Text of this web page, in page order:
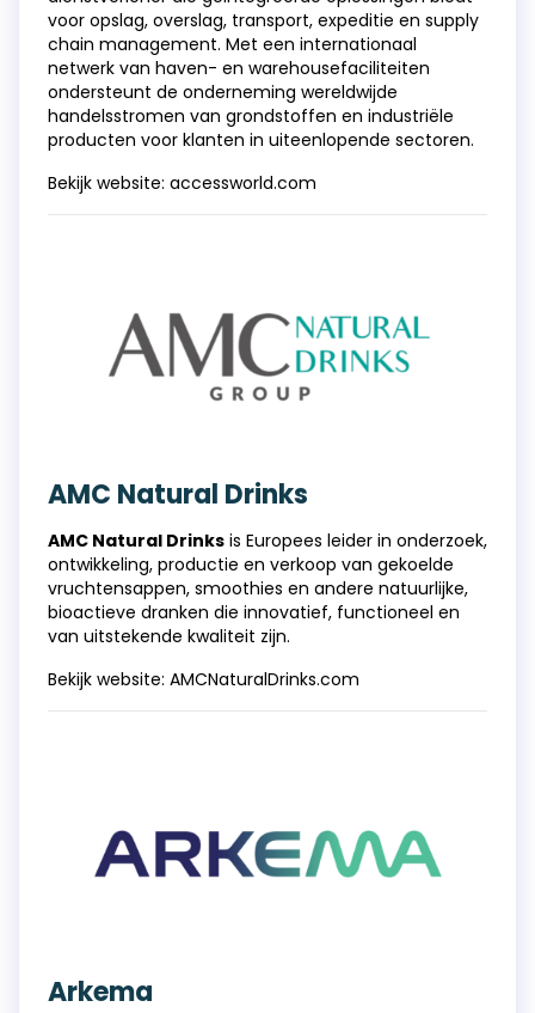
voor opslag, overslag, transport, expeditie en supply
chain management. Met een internationaal
netwerk van haven- en warehousefaciliteiten
ondersteunt de onderneming wereldwijde
handelsstromen van grondstoffen en industriële
producten voor klanten in uiteenlopende sectoren.
Bekijk website: accessworld.com
AMC Natural Drinks
AMC Natural Drinks is Europees leider in onderzoek,
ontwikkeling, productie en verkoop van gekoelde
vruchtensappen, smoothies en andere natuurlijke,
bioactieve dranken die innovatief, functioneel en
van uitstekende kwaliteit zijn.
Bekijk website: AMCNaturalDrinks.com
Arkema